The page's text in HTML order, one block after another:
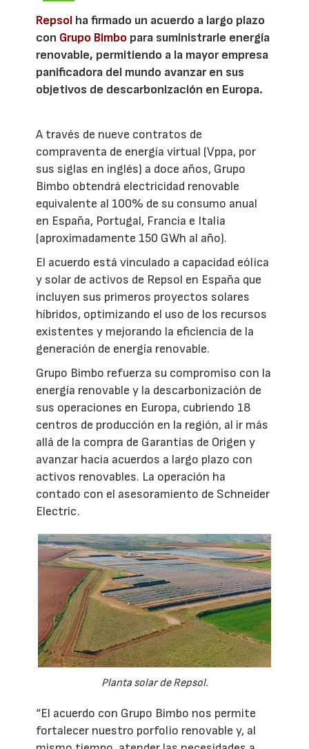
Repsol ha firmado un acuerdo a largo plazo
con Grupo Bimbo para suministrarle energía
renovable, permitiendo a la mayor empresa
panificadora del mundo avanzar en sus
objetivos de descarbonización en Europa.
A través de nueve contratos de
compraventa de energía virtual (Vppa, por
sus siglas en inglés) a doce años, Grupo
Bimbo obtendrá electricidad renovable
equivalente al 100% de su consumo anual
en España, Portugal, Francia e Italia
(aproximadamente 150 GWh al año).
El acuerdo está vinculado a capacidad eólica
y solar de activos de Repsol en España que
incluyen sus primeros proyectos solares
híbridos, optimizando el uso de los recursos
existentes y mejorando la eficiencia de la
generación de energía renovable.
Grupo Bimbo refuerza su compromiso con la
energía renovable y la descarbonización de
sus operaciones en Europa, cubriendo 18
centros de producción en la región, al ir más
allá de la compra de Garantías de Origen y
avanzar hacia acuerdos a largo plazo con
activos renovables. La operación ha
contado con el asesoramiento de Schneider
Electric.
Planta solar de Repsol.
“El acuerdo con Grupo Bimbo nos permite
fortalecer nuestro porfolio renovable y, al